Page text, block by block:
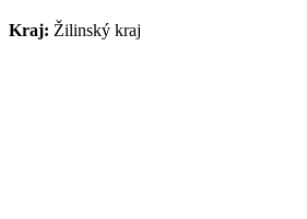
Kraj: Žilinský kraj